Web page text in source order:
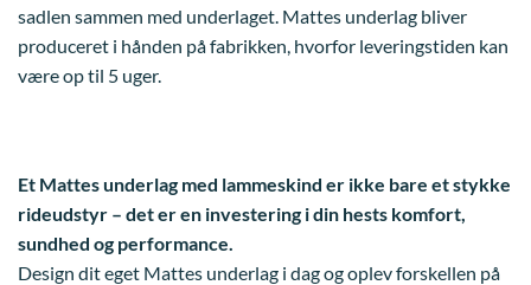
sadlen sammen med underlaget. Mattes underlag bliver
produceret i hånden på fabrikken, hvorfor leveringstiden kan
være op til 5 uger.
Et Mattes underlag med lammeskind er ikke bare et stykke
rideudstyr – det er en investering i din hests komfort,
sundhed og performance.
Design dit eget Mattes underlag i dag og oplev forskellen på